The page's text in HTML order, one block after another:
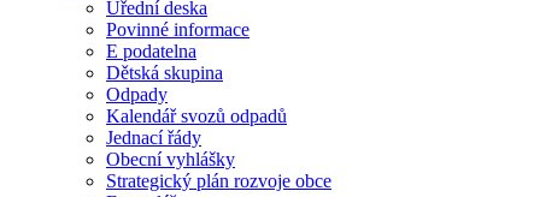
Úřední deska
Povinné informace
E podatelna
Dětská skupina
Odpady
Kalendář svozů odpadů
Jednací řády
Obecní vyhlášky
Strategický plán rozvoje obce